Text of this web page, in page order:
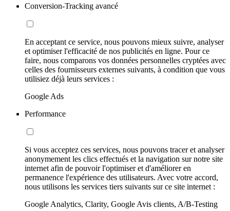
Conversion-Tracking avancé
En acceptant ce service, nous pouvons mieux suivre, analyser
et optimiser l'efficacité de nos publicités en ligne. Pour ce
faire, nous comparons vos données personnelles cryptées avec
celles des fournisseurs externes suivants, à condition que vous
utilisiez déjà leurs services :
Google Ads
Performance
Si vous acceptez ces services, nous pouvons tracer et analyser
anonymement les clics effectués et la navigation sur notre site
internet afin de pouvoir l'optimiser et d'améliorer en
permanence l'expérience des utilisateurs. Avec votre accord,
nous utilisons les services tiers suivants sur ce site internet :
Google Analytics, Clarity, Google Avis clients, A/B-Testing